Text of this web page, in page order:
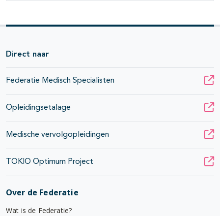
Direct naar
Federatie Medisch Specialisten
Opleidingsetalage
Medische vervolgopleidingen
TOKIO Optimum Project
Over de Federatie
Wat is de Federatie?